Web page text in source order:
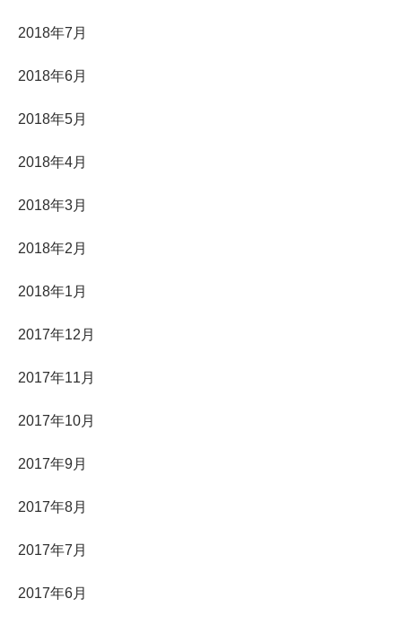
2018年7月
2018年6月
2018年5月
2018年4月
2018年3月
2018年2月
2018年1月
2017年12月
2017年11月
2017年10月
2017年9月
2017年8月
2017年7月
2017年6月